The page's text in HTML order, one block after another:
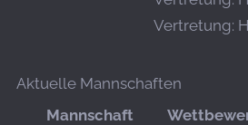
Vertretung:
Aktuelle Mannschaften
Mannschaft